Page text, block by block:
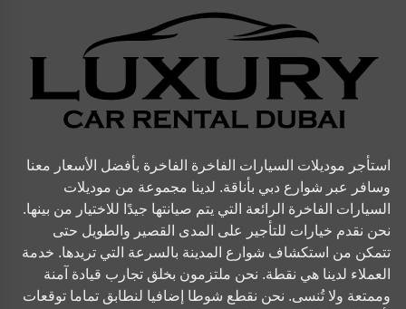
استأجر موديلات السيارات الفاخرة الفاخرة بأفضل الأسعار معنا
وسافر عبر شوارع دبي بأناقة. لدينا مجموعة من موديلات
السيارات الفاخرة الرائعة التي يتم صيانتها جيدًا للاختيار من بينها.
نحن نقدم خيارات للتأجير على المدى القصير والطويل حتى
تتمكن من استكشاف شوارع المدينة بالسرعة التي تريدها. خدمة
العملاء لدينا هي نقطة. نحن ملتزمون بخلق تجارب قيادة آمنة
وممتعة ولا تُنسى. نحن نقطع شوطا إضافيا لنطابق تماما توقعات